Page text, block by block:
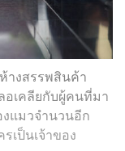
างสรรพสินค้า
อเคลียกับผู้คนที่มา
แมวจำนวนอีก
เป็นเจ้าของ